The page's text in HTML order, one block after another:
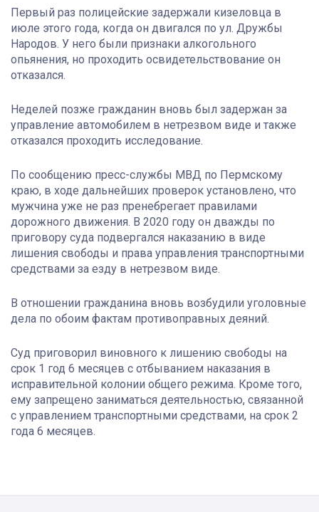
Первый раз полицейские задержали кизеловца в
июле этого года, когда он двигался по ул. Дружбы
Народов. У него были признаки алкогольного
опьянения, но проходить освидетельствование он
отказался.
Неделей позже гражданин вновь был задержан за
управление автомобилем в нетрезвом виде и также
отказался проходить исследование.
По сообщению пресс-службы МВД по Пермскому
краю, в ходе дальнейших проверок установлено, что
мужчина уже не раз пренебрегает правилами
дорожного движения. В 2020 году он дважды по
приговору суда подвергался наказанию в виде
лишения свободы и права управления транспортными
средствами за езду в нетрезвом виде.
В отношении гражданина вновь возбудили уголовные
дела по обоим фактам противоправных деяний.
Суд приговорил виновного к лишению свободы на
срок 1 год 6 месяцев с отбыванием наказания в
исправительной колонии общего режима. Кроме того,
ему запрещено заниматься деятельностью, связанной
с управлением транспортными средствами, на срок 2
года 6 месяцев.